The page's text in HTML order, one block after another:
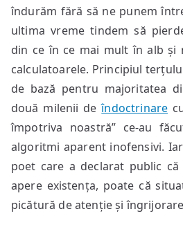
îndurăm fără să ne punem
ultima vreme tindem să
din ce în ce mai mult în alb și
calculatoarele. Principiul
de bază pentru majoritatea
două milenii deîndoctrinare
împotriva noastră” ce-au
algoritmi aparent inofensivi.
poet care a declarat public că
apere existența, poate că
picătură de atenție și